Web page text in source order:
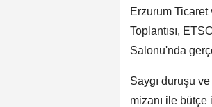
Erzurum Ticaret
Toplantısı,
Salonu'nda
Saygı duruşu
mizanı ile